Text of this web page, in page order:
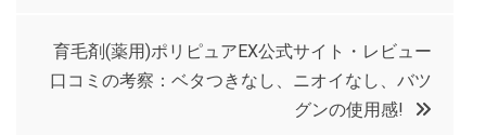
r
e
in
育毛剤(薬用)ポリピュアEX公式サイト・レビュー
口コミの考察：ベタつきなし、ニオイなし、バツ
グンの使用感!